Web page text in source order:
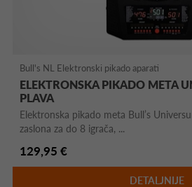
Bull's NL Elektronski pikado aparati
ELEKTRONSKA PIKADO META
PLAVA
Elektronska pikado meta Bull’s
zaslona za do 8 igrača, ...
129,95 €
DETALJNIJE